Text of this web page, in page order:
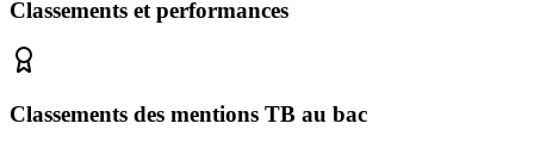
Classements et performances
Classements des mentions TB au bac